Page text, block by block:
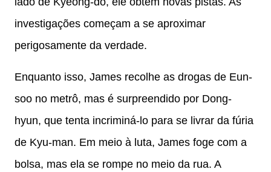
investigações começam a se aproximar
perigosamente da verdade.
Enquanto isso, James recolhe as drogas de Eun-
soo no metrô, mas é surpreendido por Dong-
hyun, que tenta incriminá-lo para se livrar da fúria
de Kyu-man. Em meio à luta, James foge com a
bolsa, mas ela se rompe no meio da rua. A